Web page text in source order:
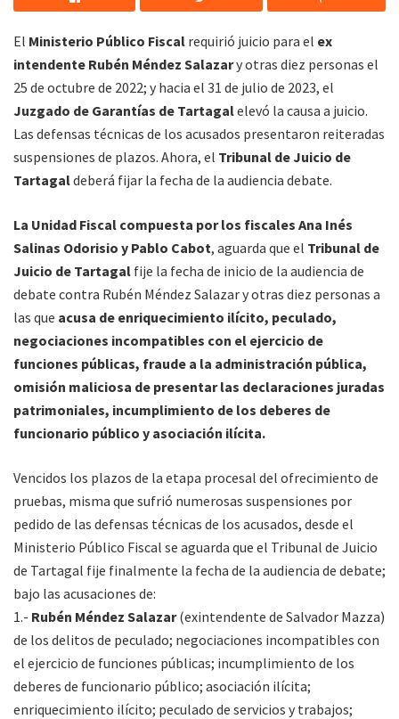
El Ministerio Público Fiscal requirió juicio para el ex
intendente Rubén Méndez Salazary otras diez personas el
25 de octubre de 2022; y hacia el 31 de julio de 2023, el
Juzgado de Garantías de Tartagalelevó la causa a juicio.
Las defensas técnicas de los acusados presentaron reiteradas
suspensiones de plazos. Ahora, el Tribunal de Juicio de
Tartagaldeberá fijar la fecha de la audiencia debate.
La Unidad Fiscal compuesta por los fiscales Ana Inés
Salinas Odorisio y Pablo Cabot, aguarda que el Tribunal de
Juicio de Tartagal fije la fecha de inicio de la audiencia de
debate contra Rubén Méndez Salazar y otras diez personas a
las que acusa de enriquecimiento ilícito, peculado,
negociaciones incompatibles con el ejercicio de
funciones públicas, fraude a la administración pública,
omisión maliciosa de presentar las declaraciones juradas
patrimoniales, incumplimiento de los deberes de
funcionario público y asociación ilícita.
Vencidos los plazos de la etapa procesal del ofrecimiento de
pruebas, misma que sufrió numerosas suspensiones por
pedido de las defensas técnicas de los acusados, desde el
Ministerio Público Fiscal se aguarda que el Tribunal de Juicio
de Tartagal fije finalmente la fecha de la audiencia de debate;
bajo las acusaciones de:
1.- Rubén Méndez Salazar(exintendente de Salvador Mazza)
de los delitos de peculado; negociaciones incompatibles con
el ejercicio de funciones públicas; incumplimiento de los
deberes de funcionario público; asociación ilícita;
enriquecimiento ilícito; peculado de servicios y trabajos;